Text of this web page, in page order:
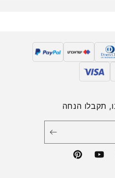
תקבלו הנחה
YouTube
Pinterest